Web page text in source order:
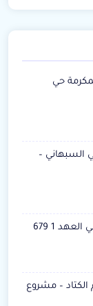
حي
السبهاني –
1 679
– مشروع